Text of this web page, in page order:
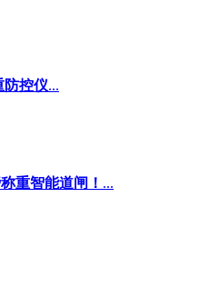
防控仪...
重智能道闸！ ...